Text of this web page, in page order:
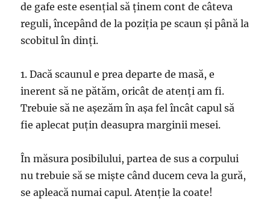
de gafe este esenţial să ţinem cont de câteva
reguli, începând de la poziţia pe scaun şi până la
scobitul în dinţi.
1. Dacă scaunul e prea departe de masă, e
inerent să ne pătăm, oricât de atenţi am fi.
Trebuie să ne aşezăm în aşa fel încât capul să
fie aplecat puţin deasupra marginii mesei.
În măsura posibilului, partea de sus a corpului
nu trebuie să se mişte când ducem ceva la gură,
se apleacă numai capul. Atenţie la coate!